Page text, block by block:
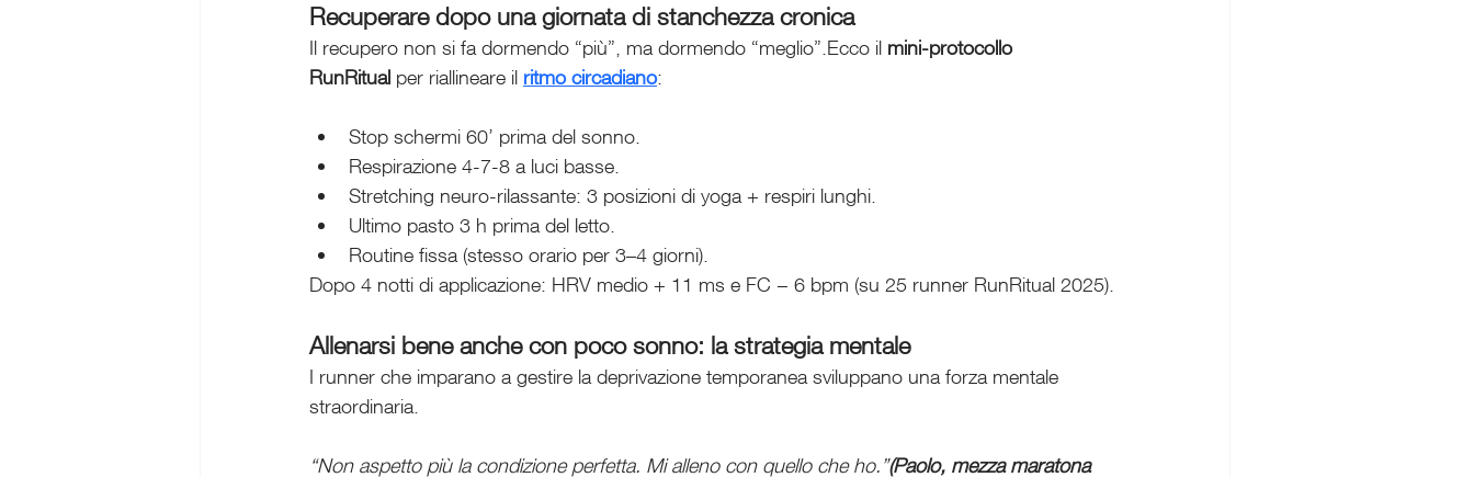
Recuperare dopo una giornata di stanchezza cronica
Il recupero non si fa dormendo “più”, ma dormendo “meglio”.Ecco il mini-protocollo
RunRitual per riallineare il ritmo circadiano:
Stop schermi 60’ prima del sonno.
Respirazione 4-7-8 a luci basse.
Stretching neuro-rilassante: 3 posizioni di yoga + respiri lunghi.
Ultimo pasto 3 h prima del letto.
Routine fissa (stesso orario per 3–4 giorni).
Dopo 4 notti di applicazione: HRV medio + 11 ms e FC − 6 bpm (su 25 runner RunRitual 2025).
Allenarsi bene anche con poco sonno: la strategia mentale
I runner che imparano a gestire la deprivazione temporanea sviluppano una forza mentale
straordinaria.
“Non aspetto più la condizione perfetta. Mi alleno con quello che ho.”(Paolo, mezza maratona